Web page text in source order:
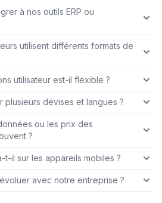
à nos outils ERP ou
utilisent différents formats de
utilisateur est-il flexible ?
plusieurs devises et langues ?
ou les prix des
?
t-il sur les appareils mobiles ?
avec notre entreprise ?